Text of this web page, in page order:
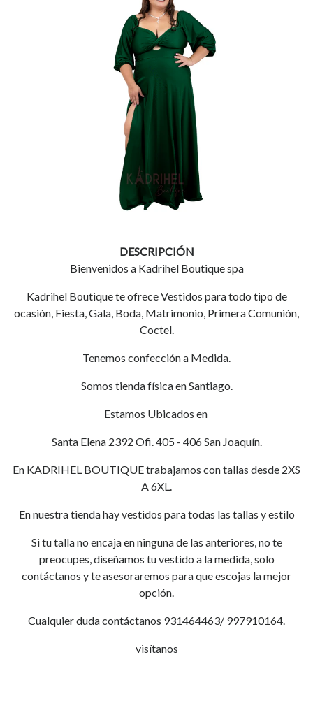
DESCRIPCIÓN
Bienvenidos a Kadrihel Boutique spa
Kadrihel Boutique te ofrece Vestidos para todo tipo de
ocasión, Fiesta, Gala, Boda, Matrimonio, Primera Comunión,
Coctel.
Tenemos confección a Medida.
Somos tienda física en Santiago.
Estamos Ubicados en
Santa Elena 2392 Ofi. 405 - 406 San Joaquín.
En KADRIHEL BOUTIQUE trabajamos con tallas desde 2XS
A 6XL.
En nuestra tienda hay vestidos para todas las tallas y estilo
Si tu talla no encaja en ninguna de las anteriores, no te
preocupes, diseñamos tu vestido a la medida, solo
contáctanos y te asesoraremos para que escojas la mejor
opción.
Cualquier duda contáctanos 931464463/ 997910164.
visítanos